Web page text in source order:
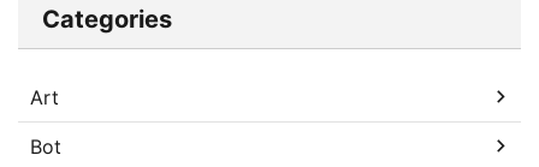
Categories
Art
Bot